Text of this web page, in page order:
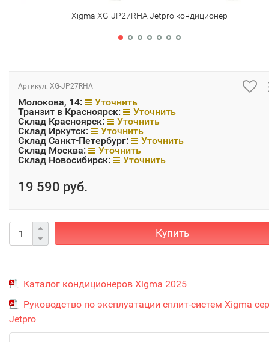
Xigma XG-JP27RHA Jetpro кондиционер
Артикул: XG-JP27RHA
Молокова, 14:
Уточнить
Транзит в Красноярск:
Уточнить
Склад Красноярск:
Уточнить
Склад Иркутск:
Уточнить
Склад Санкт-Петербург:
Уточнить
Склад Москва:
Уточнить
Склад Новосибирск:
Уточнить
19 590 руб.
Купить
Каталог кондиционеров Xigma 2025
Руководство по эксплуатации сплит-систем Xigma
Jetpro